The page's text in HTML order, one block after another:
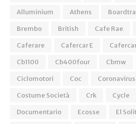
Alluminium
Athens
Brembo
British Cafe Rae
Caferare
Cafercar E
Cb1100
Cb400four Cbmw
Ciclomotori
Coc
Coronavirus
Costume Società
Crk Cycle
Documentario
Ecosse El